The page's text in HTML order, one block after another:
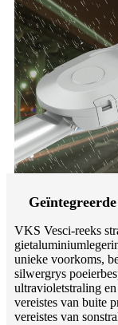
VKS Vesci-reeks
unieke voorkoms,
silwergrys
ultravioletstraling
vereistes van buite
vereistes van